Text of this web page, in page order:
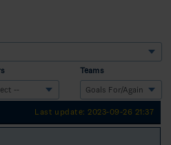
Teams
Last update: 2023-09-26 21:37